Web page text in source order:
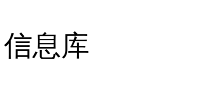
信息库